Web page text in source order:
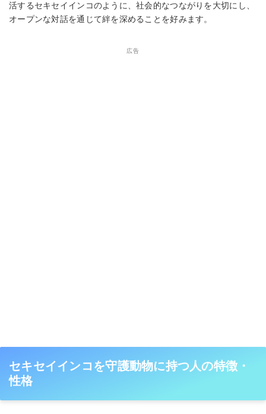
活するセキセイインコのように、社会的なつながりを大切にし、
オープンな対話を通じて絆を深めることを好みます。
広告
セキセイインコを守護動物に持つ人の特徴・
性格